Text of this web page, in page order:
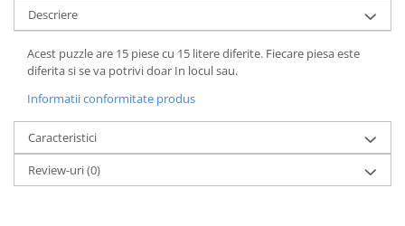
Descriere
Acest puzzle are 15 piese cu 15 litere diferite. Fiecare piesa este
diferita si se va potrivi doar In locul sau.
Informatii conformitate produs
Caracteristici
Review-uri(0)